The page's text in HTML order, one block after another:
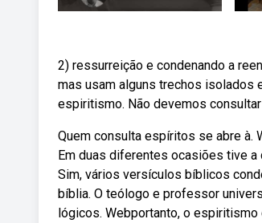
2) ressurreição e condenando a
mas usam alguns trechos isolados
espiritismo. Não devemos
Quem consulta espíritos se abre à.
Em duas diferentes ocasiões tive
Sim, vários versículos bíblicos
bíblia. O teólogo e professor
lógicos. Webportanto, o